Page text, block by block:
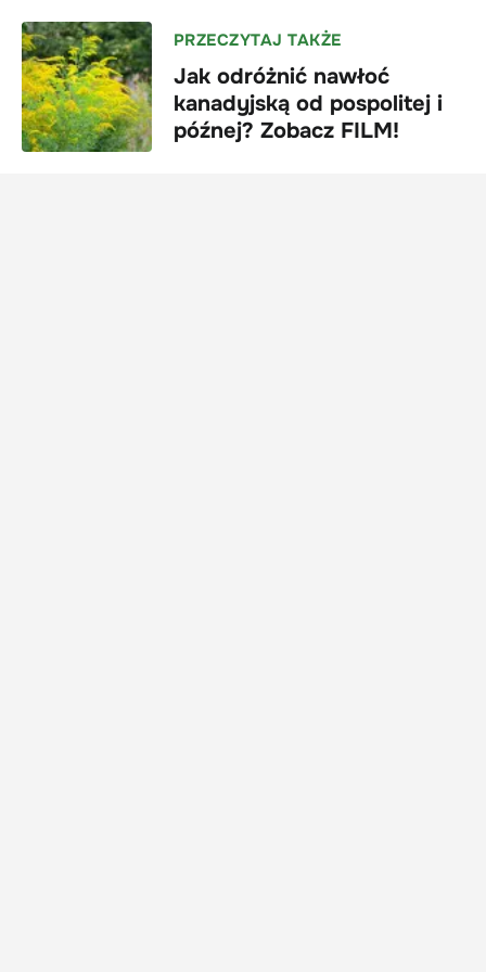
PRZECZYTAJ TAKŻE
Jak odróżnić nawłoć
kanadyjską od pospolitej i
późnej? Zobacz FILM!